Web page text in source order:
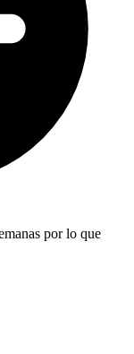
por lo que